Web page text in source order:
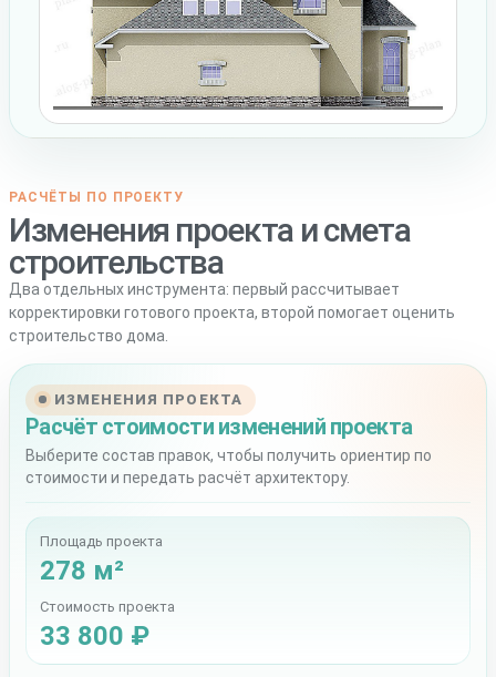
РАСЧЁТЫ ПО ПРОЕКТУ
Изменения проекта и смета
строительства
Два отдельных инструмента: первый рассчитывает
корректировки готового проекта, второй помогает оценить
строительство дома.
ИЗМЕНЕНИЯ ПРОЕКТА
Расчёт стоимости изменений проекта
Выберите состав правок, чтобы получить ориентир по
стоимости и передать расчёт архитектору.
Площадь проекта
278 м²
Стоимость проекта
33 800 ₽